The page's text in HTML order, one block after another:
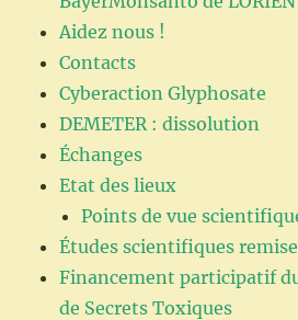
Aidez nous !
Contacts
Cyberaction Glyphosate
DEMETER : dissolution
Échanges
Etat des lieux
Points de vue
Études scientifiques
Financement participatif
de Secrets Toxiques